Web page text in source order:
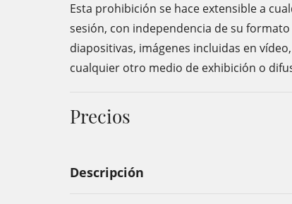
Esta prohibición se hace extensible a
sesión, con independencia de su
diapositivas, imágenes incluidas en
cualquier otro medio de exhibición o
Precios
Descripción